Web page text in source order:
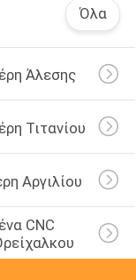
Όλα
Άλεσης
Τιτανίου
Αργιλίου
CNC